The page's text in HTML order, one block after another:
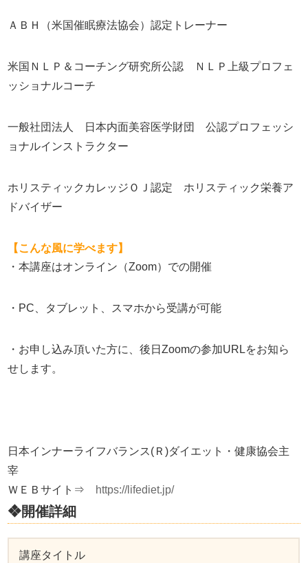
ＡＢＨ（米国催眠療法協会）認定トレーナー
米国ＮＬＰ＆コーチング研究所公認 ＮＬＰ上級プロフェ
ッショナルコーチ
一般社団法人 日本内面美容医学財団 公認プロフェッシ
ョナルインストラクター
ホリスティックカレッジＯＪ認定 ホリスティック栄養ア
ドバイザー
【こんな風に学べます】
・本講座はオンライン（Zoom）での開催
・ PC 、タブレット、スマホから受講が可能
・お申し込み頂いた方に、後日Zoomの参加URLをお知ら
せします。
日本インナーライフバランス(Ｒ)ダイエット・健康協会主
宰
ＷＥＢサイト⇒
https://lifediet.jp/
❖開催詳細
講座タイトル